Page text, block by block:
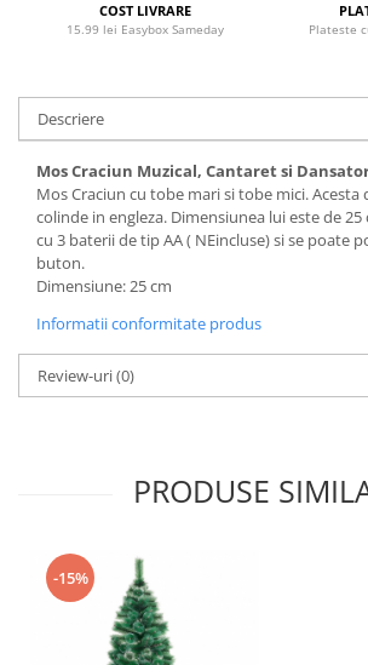
COST LIVRARE
15.99 lei Easybox Sameday Plateste
Descriere
Mos Craciun Muzical, Cantaret si
Mos Craciun cu tobe mari si tobe mici. Acesta
colinde in engleza. Dimensiunea lui este de
cu 3 baterii de tip AA ( NEincluse) si se poate
buton.
Dimensiune: 25 cm
Informatii conformitate produs
Review-uri(0)
PRODUSE
-15%